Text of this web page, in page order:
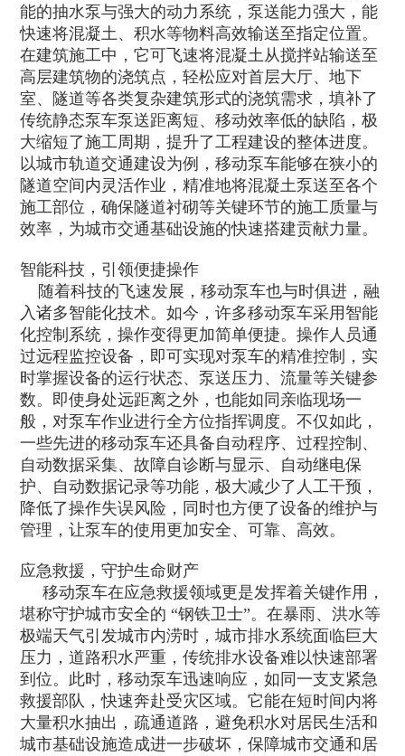
能的抽水泵与强大的动力系统，泵送能力强大，能
快速将混凝土、积水等物料高效输送至指定位置。
在建筑施工中，它可飞速将混凝土从搅拌站输送至
高层建筑物的浇筑点，轻松应对首层大厅、地下
室、隧道等各类复杂建筑形式的浇筑需求，填补了
传统静态泵车泵送距离短、移动效率低的缺陷，极
大缩短了施工周期，提升了工程建设的整体进度。
以城市轨道交通建设为例，移动泵车能够在狭小的
隧道空间内灵活作业，精准地将混凝土泵送至各个
施工部位，确保隧道衬砌等关键环节的施工质量与
效率，为城市交通基础设施的快速搭建贡献力量。​
智能科技，引领便捷操作​
随着科技的飞速发展，移动泵车也与时俱进，融
入诸多智能化技术。如今，许多移动泵车采用智能
化控制系统，操作变得更加简单便捷。操作人员通
过远程监控设备，即可实现对泵车的精准控制，实
时掌握设备的运行状态、泵送压力、流量等关键参
数。即使身处远距离之外，也能如同亲临现场一
般，对泵车作业进行全方位指挥调度。不仅如此，
一些先进的移动泵车还具备自动程序、过程控制、
自动数据采集、故障自诊断与显示、自动继电保
护、自动数据记录等功能，极大减少了人工干预，
降低了操作失误风险，同时也方便了设备的维护与
管理，让泵车的使用更加安全、可靠、高效。​
应急救援，守护生命财产​
移动泵车在应急救援领域更是发挥着关键作用，
堪称守护城市安全的 “钢铁卫士”。在暴雨、洪水等
极端天气引发城市内涝时，城市排水系统面临巨大
压力，道路积水严重，传统排水设备难以快速部署
到位。此时，移动泵车迅速响应，如同一支支紧急
救援部队，快速奔赴受灾区域。它能在短时间内将
大量积水抽出，疏通道路，避免积水对居民生活和
城市基础设施造成进一步破坏，保障城市交通和居